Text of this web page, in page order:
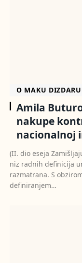
O MAKU DIZDARU
Amila
nakupe
nacionalnoj
(II. dio eseja
niz radnih definicija
razmatrana. S
definiranjem…